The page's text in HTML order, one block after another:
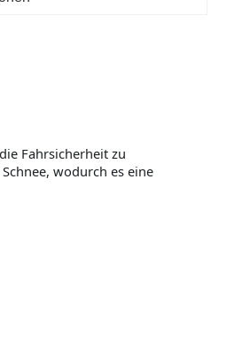
Fahrsicherheit zu
wodurch es eine